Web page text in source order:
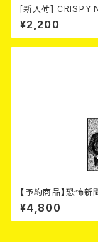
[新入荷] CRISPY
h Anniversary
¥2,200
【予約商品】恐怖
U SHINBUN) / 死
日発売】
¥4,800